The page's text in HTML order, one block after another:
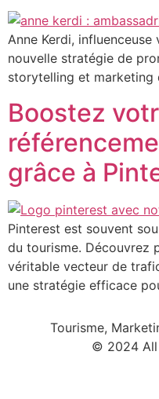
Anne Kerdi,
nouvelle stratégie de
storytelling et marketing
Boostez
grâce à
Pinterest est souvent
du tourisme. Découvrez
véritable vecteur de
une stratégie efficace
Tourisme,
© 2024 All